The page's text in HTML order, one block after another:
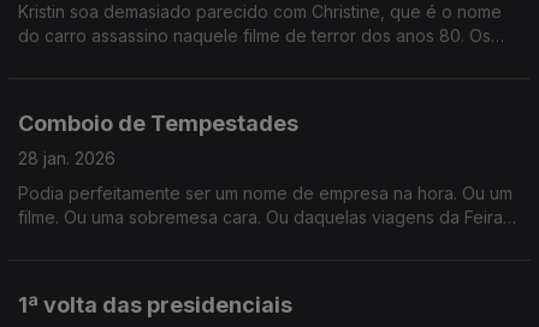
Kristin soa demasiado parecido com Christine, que é o nome
do carro assassino naquele filme de terror dos anos 80. Os
Comboio de Tempestades
28 jan. 2026
Podia perfeitamente ser um nome de empresa na hora. Ou um
filme. Ou uma sobremesa cara. Ou daquelas viagens da Feira
1ª volta das presidenciais